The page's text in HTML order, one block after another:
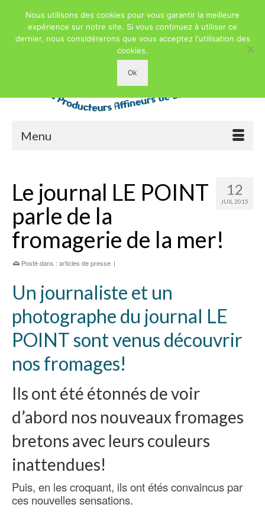
Menu
12
JUIL 2015
Le journal LE POINT
parle de la
fromagerie de la mer!
Posté dans : articles de presse |
Un journaliste et un
photographe du journal LE
POINT sont venus découvrir
nos fromages!
Ils ont été étonnés de voir
d’abord nos nouveaux fromages
bretons avec leurs couleurs
inattendues!
Puis, en les croquant, ils ont étés convaincus par
ces nouvelles sensations.
Nous utilisons des cookies pour vous garantir la meilleure
expérience sur notre site. Si vous continuez à utiliser ce
dernier, nous considérerons que vous acceptez l'utilisation des
cookies.
Ok